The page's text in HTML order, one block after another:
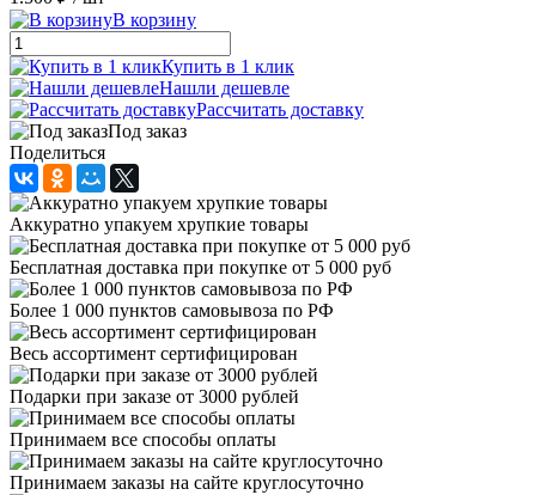
В корзину
Купить в 1 клик
Нашли дешевле
Рассчитать доставку
Под заказ
Поделиться
Аккуратно упакуем хрупкие товары
Бесплатная доставка при покупке от 5 000 руб
Более 1 000 пунктов самовывоза по РФ
Весь ассортимент сертифицирован
Подарки при заказе от 3000 рублей
Принимаем все способы оплаты
Принимаем заказы на сайте круглосуточно